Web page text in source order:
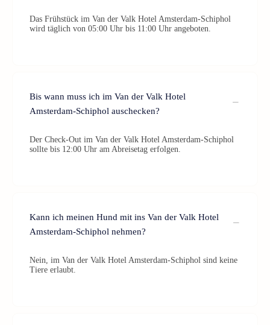
Das Frühstück im Van der Valk Hotel Amsterdam-Schiphol
wird täglich von 05:00 Uhr bis 11:00 Uhr angeboten.
Bis wann muss ich im Van der Valk Hotel
Amsterdam-Schiphol auschecken?
Der Check-Out im Van der Valk Hotel Amsterdam-Schiphol
sollte bis 12:00 Uhr am Abreisetag erfolgen.
Kann ich meinen Hund mit ins Van der Valk Hotel
Amsterdam-Schiphol nehmen?
Nein, im Van der Valk Hotel Amsterdam-Schiphol sind keine
Tiere erlaubt.